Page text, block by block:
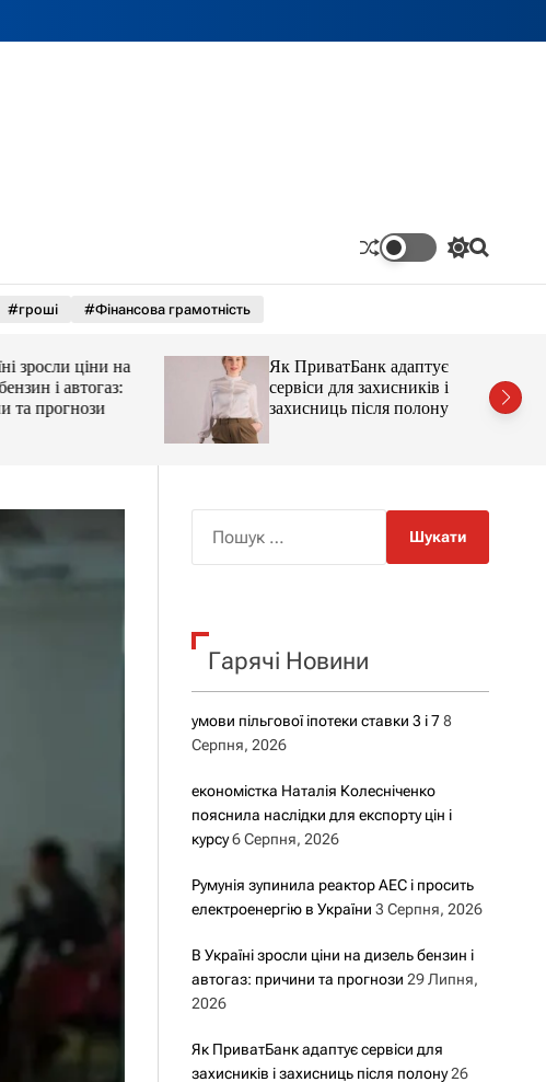
П
к
а
ч
р
о
у
П
#гроші #Фінансова грамотність
ціни на
і автогаз:
прогнози
Як ПриватБанк адаптує
сервіси для захисників і
захисниць після полону
к
Гарячі Новини
умови пільгової іпотеки ставки 3 і 7 8
Серпня, 2026
економістка Наталія Колесніченко
пояснила наслідки для експорту цін і
курсу 6 Серпня, 2026
Румунія зупинила реактор АЕС і просить
електроенергію в України 3 Серпня, 2026
В Україні зросли ціни на дизель бензин і
автогаз: причини та прогнози 29 Липня,
2026
Як ПриватБанк адаптує сервіси для
захисників і захисниць після полону 26